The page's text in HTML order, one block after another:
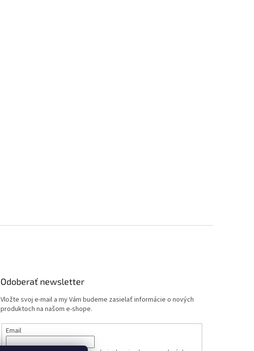
Odoberať newsletter
Vložte svoj e-mail a my Vám budeme zasielať informácie o nových
produktoch na našom e-shope.
Email